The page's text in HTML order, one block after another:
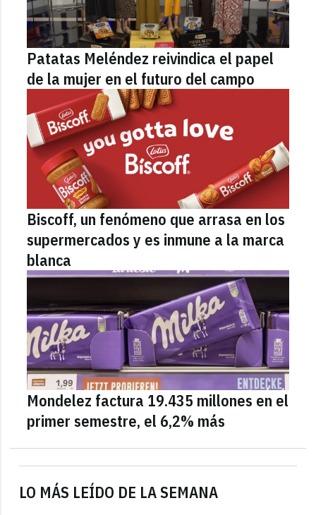
LO MÁS LEÍDO DE LA SEMANA
Patatas Meléndez reivindica el papel
de la mujer en el futuro del campo
Biscoff, un fenómeno que arrasa en los
supermercados y es inmune a la marca
blanca
Mondelez factura 19.435 millones en el
primer semestre, el 6,2% más